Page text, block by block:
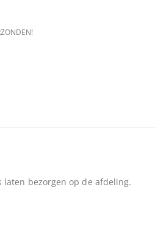
bezorgen op de afdeling.